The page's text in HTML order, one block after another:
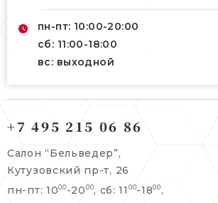
пн-пт: 10:00-20:00
сб: 11:00-18:00
вс: выходной
info@belveder-e.ru
Берсеневский переулок, 3/10с7
+7 495 477 45 43
info@belveder-e.ru
+7 495 215 06 86
Салон “Бельведер”,
Кутузовский пр-т, 26
пн-пт: 1000 -20 00, сб: 11 00-1800 ,